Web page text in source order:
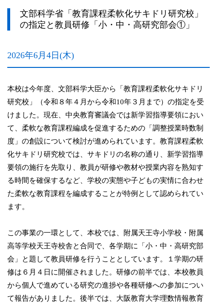
文部科学省「教育課程柔軟化サキドリ研究校」
の指定と教員研修「小・中・高研究部会①」
2026年6月4日(木)
本校は今年度、文部科学大臣から「教育課程柔軟化サキドリ
研究校」（令和８年４月から令和10年３月まで）の指定を受
けました。現在、中央教育審議会では新学習指導要領におい
て、柔軟な教育課程編成を促進するための「調整授業時数制
度」の創設について検討が進められています。教育課程柔軟
化サキドリ研究校では、サキドリの名称の通り、新学習指導
要領の施行を先取り、教員が研修や教材や授業内容を熟知す
る時間を確保するなど、学校の実態や子どもの実情に合わせ
た柔軟な教育課程を編成することが特例として認められてい
ます。
この事業の一環として、本校では、附属天王寺小学校・附属
高等学校天王寺校舎と合同で、各学期に「小・中・高研究部
会」と題して教員研修を行うこととしています。１学期の研
修は６月４日に開催されました。研修の前半では、本校教員
から個人で進めている研究の進捗や各種研修への参加につい
て報告がありました。後半では、大阪教育大学理数情報教育